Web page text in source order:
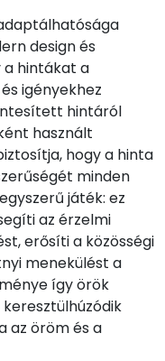
design és
a hintákat a
igényekhez
hintáról
használt
hogy a hinta
minden
játék: ez
az érzelmi
erősíti a közösségi
menekülést a
így örök
az öröm és a